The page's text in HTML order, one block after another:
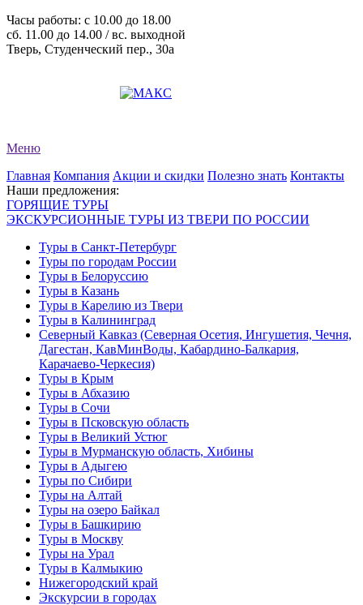
Часы работы: c 10.00 до 18.00
сб. 11.00 до 14.00 / вс. выходной
Тверь, Студенческий пер., 30а
Меню
Главная Компания Акции и скидки Полезно знать Контакты
Наши предложения:
ГОРЯЩИЕ ТУРЫ
ЭКСКУРСИОННЫЕ ТУРЫ ИЗ ТВЕРИ ПО РОССИИ
Туры в Санкт-Петербург
Туры по городам России
Туры в Белоруссию
Туры в Казань
Туры в Карелию из Твери
Туры в Калининград
Северный Кавказ (Северная Осетия, Ингушетия, Чечня,
Дагестан, КавМинВоды, Кабардино-Балкария,
Карачаево-Черкесия)
Туры в Крым
Туры в Абхазию
Туры в Сочи
Туры в Псковскую область
Туры в Великий Устюг
Туры в Мурманскую область, Хибины
Туры в Адыгею
Туры по Сибири
Туры на Алтай
Туры на озеро Байкал
Туры в Башкирию
Туры в Москву
Туры на Урал
Туры в Калмыкию
Нижегородский край
Экскурсии в городах